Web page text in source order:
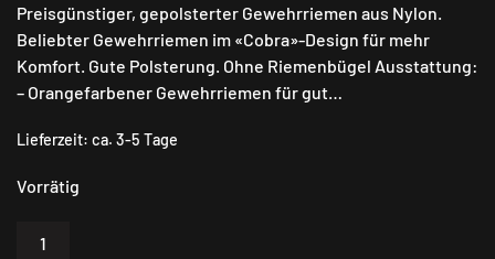
Preisgünstiger, gepolsterter Gewehrriemen aus Nylon.
Beliebter Gewehrriemen im «Cobra»-Design für mehr
Komfort. Gute Polsterung. Ohne Riemenbügel Ausstattung:
– Orangefarbener Gewehrriemen für gut…
Lieferzeit: ca. 3-5 Tage
Vorrätig